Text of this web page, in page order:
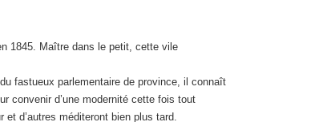
1845. Maître dans le petit, cette vile
fastueux parlementaire de province, il connaît
convenir d’une modernité cette fois tout
et d’autres méditeront bien plus tard.